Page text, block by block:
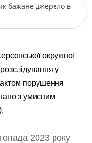
бажане джерело в
окружної
у
порушення
з умисним
2023 року